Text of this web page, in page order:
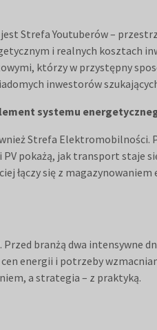
Strefa Youtuberów –
i realnych kosztach
którzy w przystępny
inwestorów
systemu
Strefa
pokażą, jak transport
łączy się z
branżą dwa intensywne
energii i potrzeby
a strategia – z praktyką.